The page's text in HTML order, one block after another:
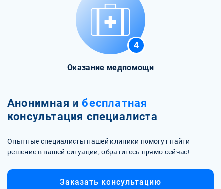
4
Оказание медпомощи
Анонимная и бесплатная
консультация специалиста
Опытные специалисты нашей клиники помогут найти
решение в вашей ситуации, обратитесь прямо сейчас!
Заказать консультацию